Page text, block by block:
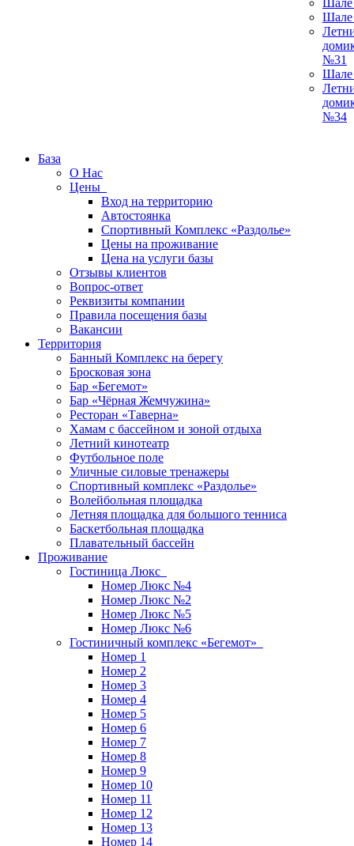
№31
№34
База
О Нас
Цены
Вход на территорию
Автостоянка
Спортивный Комплекс «Раздолье»
Цены на проживание
Цена на услуги базы
Отзывы клиентов
Вопрос-ответ
Реквизиты компании
Правила посещения базы
Вакансии
Территория
Банный Комплекс на берегу
Бросковая зона
Бар «Бегемот»
Бар «Чёрная Жемчужина»
Ресторан «Таверна»
Хамам с бассейном и зоной отдыха
Летний кинотеатр
Футбольное поле
Уличные силовые тренажеры
Спортивный комплекс «Раздолье»
Волейбольная площадка
Летняя площадка для большого тенниса
Баскетбольная площадка
Плавательный бассейн
Проживание
Гостиница Люкс
Номер Люкс №4
Номер Люкс №2
Номер Люкс №5
Номер Люкс №6
Гостиничный комплекс «Бегемот»
Номер 1
Номер 2
Номер 3
Номер 4
Номер 5
Номер 6
Номер 7
Номер 8
Номер 9
Номер 10
Номер 11
Номер 12
Номер 13
Номер 14